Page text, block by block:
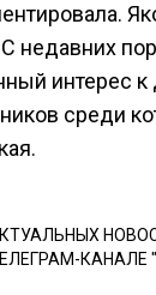
недавних
интерес к
среди
КАНАЛЕ